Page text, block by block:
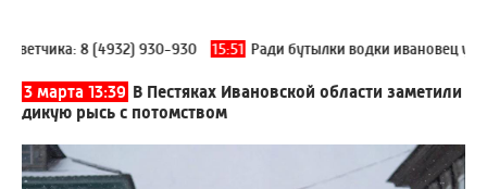
8 (4932) 930-930 15:51 Ради бутылки водки ивановец
3 марта 13:39 В Пестяках Ивановской области заметили
дикую рысь с потомством